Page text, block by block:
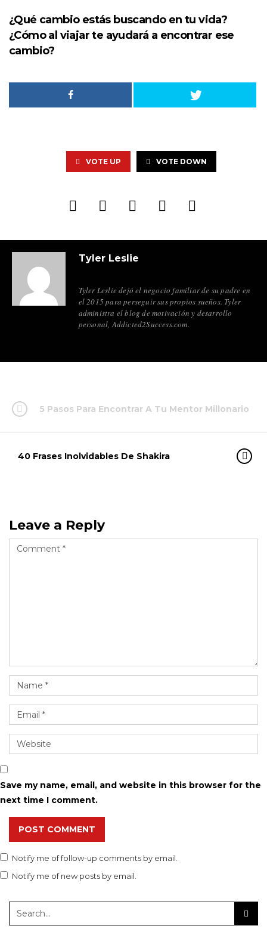
¿Qué cambio estás buscando en tu vida?
¿Cómo al viajar te ayudará a encontrar ese
cambio?
VOTE UP VOTE DOWN
Tyler Leslie
Tyler Leslie dejó el negocio familiar de su padre en
el 2015 para perseguir sus propios sueños. Tyler
administra el blog de motivación y desarrollo
personal, Addicted2Success.com.
5 Pasos Para Encontrar A Tu Mentor Millonario
40 Frases Inolvidables De Shakira
Leave a Reply
Save my name, email, and website in this browser for the
next time I comment.
POST COMMENT
Notify me of follow-up comments by email.
Notify me of new posts by email.